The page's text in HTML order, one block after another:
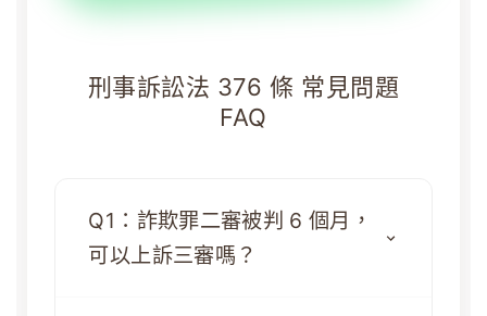
刑事訴訟法 376 條 常見問題
FAQ
Q1：詐欺罪二審被判 6 個月，
可以上訴三審嗎？